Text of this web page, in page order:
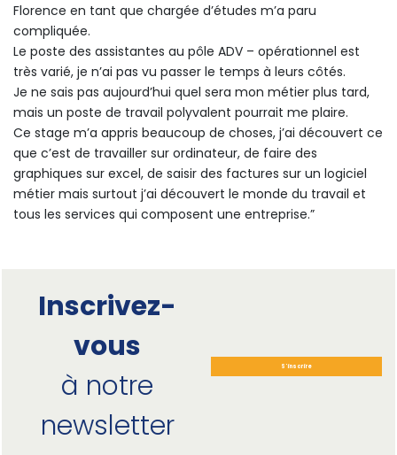
Florence en tant que chargée d’études m’a paru
compliquée.
Le poste des assistantes au pôle ADV – opérationnel est
très varié, je n’ai pas vu passer le temps à leurs côtés.
Je ne sais pas aujourd’hui quel sera mon métier plus tard,
mais un poste de travail polyvalent pourrait me plaire.
Ce stage m’a appris beaucoup de choses, j’ai découvert ce
que c’est de travailler sur ordinateur, de faire des
graphiques sur excel, de saisir des factures sur un logiciel
métier mais surtout j’ai découvert le monde du travail et
tous les services qui composent une entreprise.”
Inscrivez-
vous
à notre
newsletter
S'inscrire